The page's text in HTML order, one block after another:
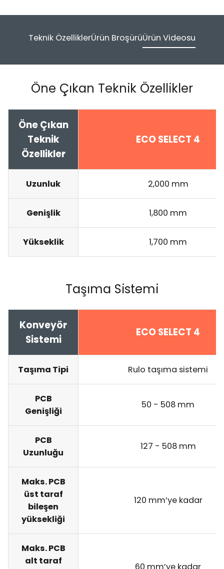
Teknik ÖzelliklerÜrün BroşürüÜrün Videosu
Öne Çıkan Teknik Özellikler
Öne Çıkan
Teknik
Özellikler
ECO SELECT 4
Uzunluk 2,000 mm
Genişlik 1,800 mm
Yükseklik 1,700 mm
Taşıma Sistemi
Konveyör
Sistemi
ECO SELECT 4
Taşıma Tipi Rulo taşıma sistemi
PCB
Genişliği
50 - 508 mm
PCB
Uzunluğu
127 - 508 mm
Maks. PCB
üst taraf
bileşen
yüksekliği
120 mm’ye kadar
Maks. PCB
alt taraf